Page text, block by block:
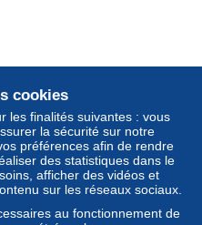
à 749gr
€
à 999gr
€
cookies
les finalités suivantes : vous
la sécurité sur notre
préférences afin de rendre
des statistiques dans le
afficher des vidéos et
sur les réseaux sociaux.
au fonctionnement de